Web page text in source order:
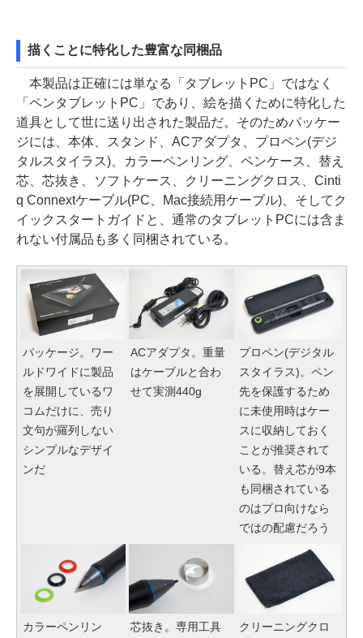
描くことに特化した豊富な同梱品
本製品は正確には単なる「タブレットPC」ではなく
「ペンタブレットPC」であり、絵を描くために特化した
道具として世に送り出された製品だ。そのためパッケー
ジには、本体、スタンド、ACアダプタ、プロペン(デジ
タルスタイラス)、カラーペンリング、ペンケース、替え
芯、芯抜き、ソフトケース、クリーニングクロス、Cinti
q Connextケーブル(PC、Mac接続用ケーブル)、そしてク
イックスタートガイドと、通常のタブレットPCには含ま
れない付属品も多く同梱されている。
パッケージ。ワー
ルドワイドに製品
を展開しているワ
コムだけに、売り
文句が羅列しない
シンプルなデザイ
ンだ
ACアダプタ。重量
はケーブルと合わ
せて実測440g
プロペン(デジタル
スタイラス)。ペン
先を保護するため
に未使用時はケー
スに収納しておく
ことが推奨されて
いる。替え芯が9本
も同梱されている
のはプロ向けなら
ではの配慮だろう
カラーペンリン
芯抜き。専用工具
クリーニングクロ